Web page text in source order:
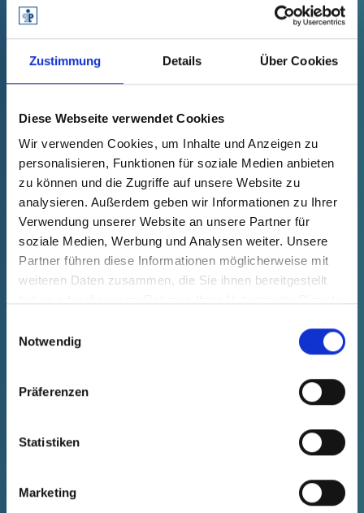
Zustimmung Details Über Cookies
Diese Webseite verwendet Cookies
Wir verwenden Cookies, um Inhalte und Anzeigen zu
personalisieren, Funktionen für soziale Medien anbieten
zu können und die Zugriffe auf unsere Website zu
analysieren. Außerdem geben wir Informationen zu Ihrer
Verwendung unserer Website an unsere Partner für
soziale Medien, Werbung und Analysen weiter. Unsere
Partner führen diese Informationen möglicherweise mit
weiteren Daten zusammen, die Sie ihnen bereitgestellt
Notwendig
Präferenzen
Statistiken
Marketing
SCHRAUBSTOPFEN
ENTDECKEN
Schutz für Innenöffnungen